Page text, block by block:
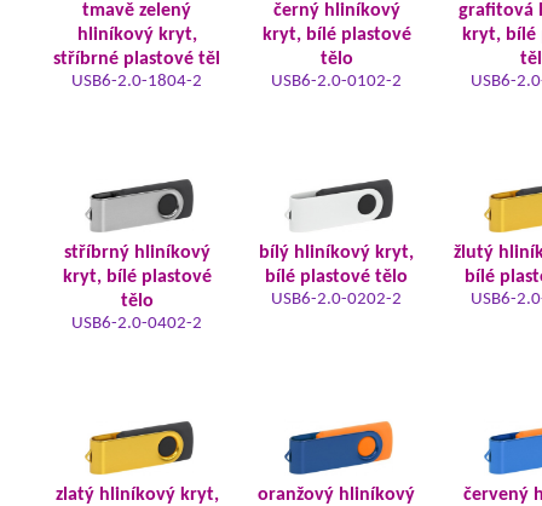
tmavě zelený
hliníkový kryt,
stříbrné plastové těl
USB6-2.0-1804-2
černý hliníkový
kryt, bílé plastové
tělo
USB6-2.0-0102-2
grafitová
kryt, bílé
USB6-
stříbrný hliníkový
kryt, bílé plastové
tělo
USB6-2.0-0402-2
bílý hliníkový kryt,
bílé plastové tělo
USB6-2.0-0202-2
žlutý
bílé
USB6-
zlatý hliníkový kryt,
oranžový hliníkový
červený